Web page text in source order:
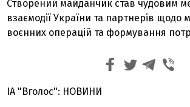
Створений майданчик став чудовим
взаємодії України та партнерів щодо
воєнних операцій та формування
ІА "Вголос": НОВИНИ